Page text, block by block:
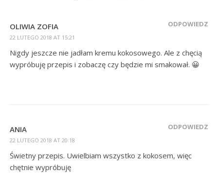
OLIWIA ZOFIA
22 LUTEGO 2018 AT 15:21
ODPOWIEDZ
Nigdy jeszcze nie jadłam kremu kokosowego. Ale z chęcią
wypróbuję przepis i zobaczę czy będzie mi smakował. 😀
ANIA
22 LUTEGO 2018 AT 20:18
ODPOWIEDZ
Świetny przepis. Uwielbiam wszystko z kokosem, więc
chętnie wypróbuję